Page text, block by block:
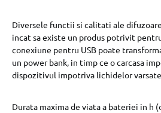
Diversele functii si calitati ale
incat sa existe un produs potrivit
conexiune pentru USB poate
un power bank, in timp ce o carcasa
dispozitivul impotriva lichidelor
Durata maxima de viata a bateriei in h